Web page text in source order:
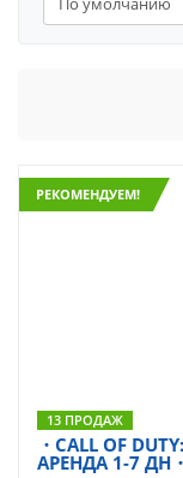
РЕКОМЕНДУЕМ!
13 ПРОДАЖ
・CALL OF
АРЕНДА 1-7 ДН・